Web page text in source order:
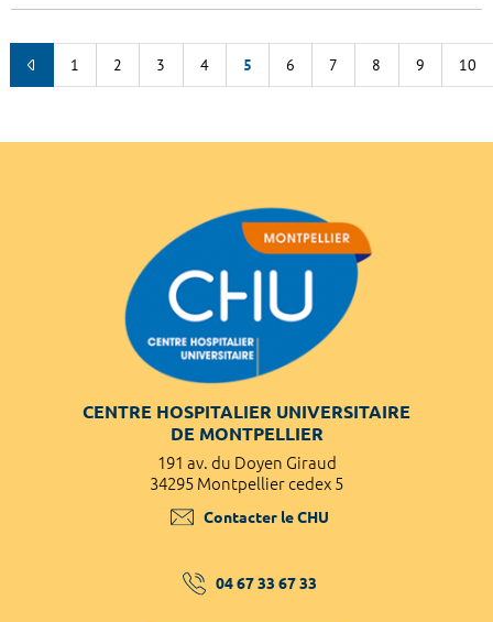
1 2 3 4 5 6 7 8 9 10
CENTRE HOSPITALIER UNIVERSITAIRE
DE MONTPELLIER
191 av. du Doyen Giraud
34295 Montpellier cedex 5
Contacter le CHU
04 67 33 67 33